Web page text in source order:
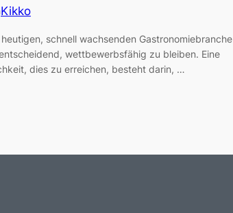
Kikko
schnell wachsenden Gastronomiebranche
wettbewerbsfähig zu bleiben. Eine
dies zu erreichen, besteht darin, …